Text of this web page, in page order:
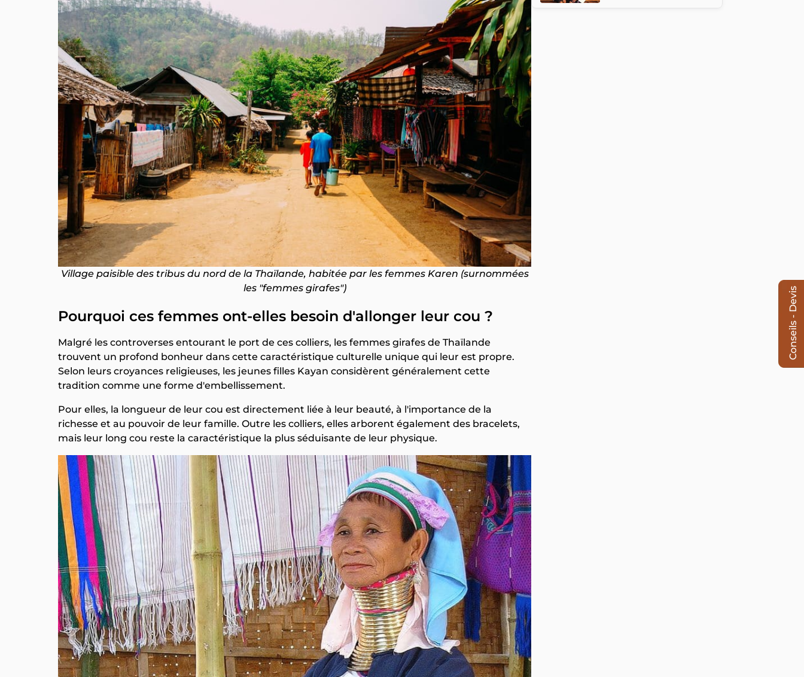
Village paisible des tribus du nord de la Thaïlande, habitée par les femmes Karen (surnommées
les "femmes girafes")
Pourquoi ces femmes ont-elles besoin d'allonger leur cou ?
Malgré les controverses entourant le port de ces colliers, les femmes girafes de Thaïlande
trouvent un profond bonheur dans cette caractéristique culturelle unique qui leur est propre.
Selon leurs croyances religieuses, les jeunes filles Kayan considèrent généralement cette
tradition comme une forme d'embellissement.
Pour elles, la longueur de leur cou est directement liée à leur beauté, à l'importance de la
richesse et au pouvoir de leur famille. Outre les colliers, elles arborent également des bracelets,
mais leur long cou reste la caractéristique la plus séduisante de leur physique.
Conseils - Devis